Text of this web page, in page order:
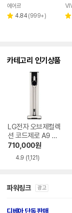
에어르
별 4.84 리
(999+)
별
카테고리 인기상품
LG전자 오브제컬렉
션 코드제로 A9 AX
920BWE
710,000원
4.9 (1,121)
파워링크 광고
디베아 단독 판매